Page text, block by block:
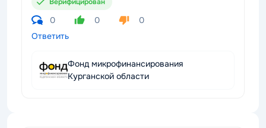
0 0
0
Ответить
Фонд микрофинансирования
Курганской области